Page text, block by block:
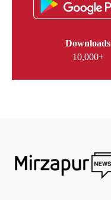
Downloads
10,000+